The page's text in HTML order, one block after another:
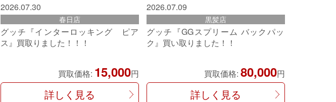
2026.07.30
春日店
グッチ『インターロッキング ピア
ス』買取りました！！！
買取価格: 15,000円
詳しく見る
2026.07.09
黒髪店
グッチ『GGスプリーム バックパッ
ク』買い取りました！！
買取価格: 80,000円
詳しく見る